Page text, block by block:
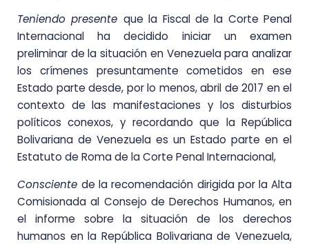
Teniendo presente que la Fiscal de la Corte Penal
Internacional ha decidido iniciar un examen
preliminar de la situación en Venezuela para analizar
los crímenes presuntamente cometidos en ese
Estado parte desde, por lo menos, abril de 2017 en el
contexto de las manifestaciones y los disturbios
políticos conexos, y recordando que la República
Bolivariana de Venezuela es un Estado parte en el
Estatuto de Roma de la Corte Penal Internacional,
Conscientede la recomendación dirigida por la Alta
Comisionada al Consejo de Derechos Humanos, en
el informe sobre la situación de los derechos
humanos en la República Bolivariana de Venezuela,